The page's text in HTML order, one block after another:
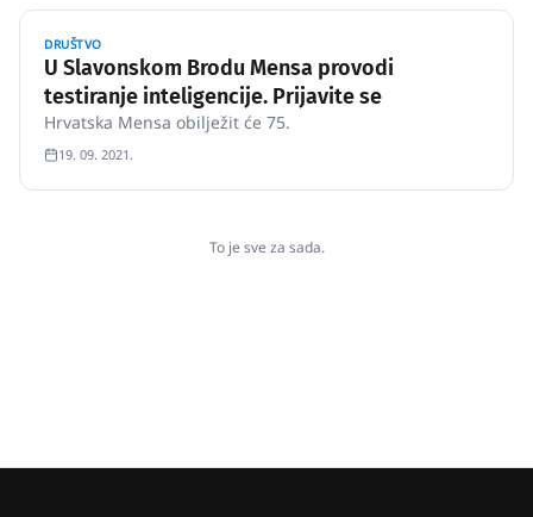
DRUŠTVO
U Slavonskom Brodu Mensa provodi
testiranje inteligencije. Prijavite se
Hrvatska Mensa obilježit će 75.
19. 09. 2021.
To je sve za sada.